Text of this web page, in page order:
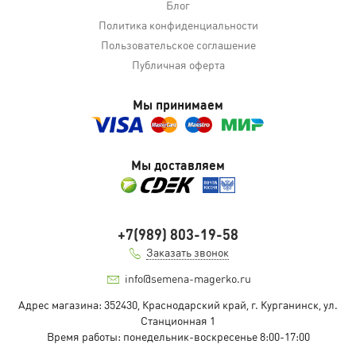
Блог
Политика конфиденциальности
Пользовательское соглашение
Публичная оферта
Мы принимаем
Мы доставляем
+7(989) 803-19-58
Заказать звонок
info@semena-magerko.ru
Адрес магазина: 352430, Краснодарский край, г. Курганинск, ул.
Станционная 1
Время работы: понедельник-воскресенье 8:00-17:00